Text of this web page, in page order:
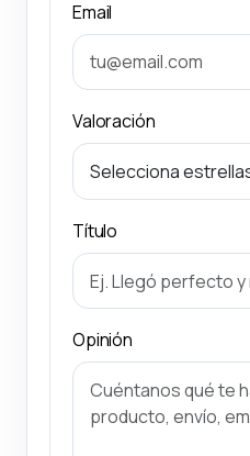
Email
Valoración
Título
Opinión